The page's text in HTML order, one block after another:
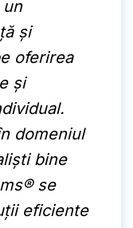
și
oferirea
și
domeniul
bine
se
eficiente